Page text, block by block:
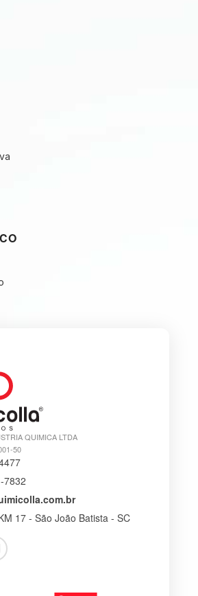
QUIMICA LTDA
50
7832
17 - São João Batista - SC